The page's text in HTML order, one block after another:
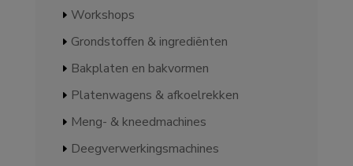
Workshops
Grondstoffen & ingrediënten
Bakplaten en bakvormen
Platenwagens & afkoelrekken
Meng- & kneedmachines
Deegverwerkingsmachines